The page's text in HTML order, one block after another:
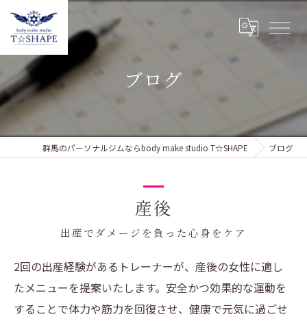
ブログ
群馬のパーソナルジムならbody make studio T☆SHAPE ブログ
産後
出産でダメージを負った心身をケア
2回の出産経験があるトレーナーが、産後の女性に適し
たメニューを提案いたします。安全かつ効果的な運動を
することで体力や筋力を回復させ、健康で元気に過ごせ